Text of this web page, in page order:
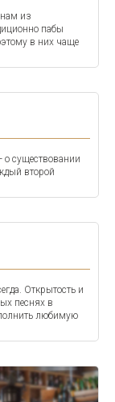
из
пабы
в них чаще
о существовании
второй
Открытость и
песнях в
любимую